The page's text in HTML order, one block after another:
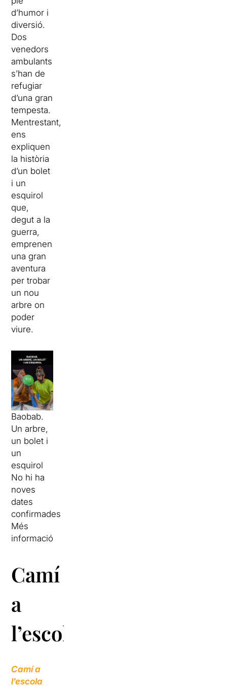
d’humor i
diversió.
Dos
venedors
ambulants
s’han de
refugiar
d’una gran
tempesta.
Mentrestant,
ens
expliquen
la història
d’un bolet
i un
esquirol
que,
degut a la
guerra,
emprenen
una gran
aventura
per trobar
un nou
arbre on
poder
viure.
Baobab.
Un arbre,
un bolet i
un
esquirol
No hi ha
noves
dates
confirmades
Més
informació
Camí
a
l’escola
Camí a
l’escola